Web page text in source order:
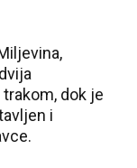
dok je
i